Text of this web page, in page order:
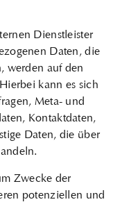
Dienstleister
Daten, die
werden auf den
kann es sich
Meta- und
Kontaktdaten,
Daten, die über
Zwecke der
potenziellen und